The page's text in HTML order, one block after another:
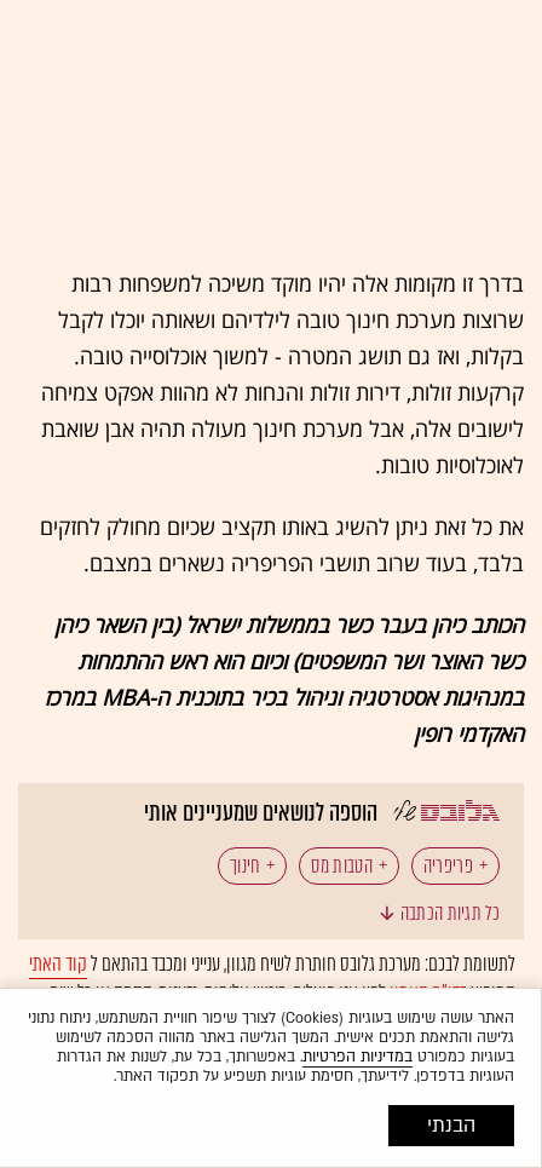
בדרך זו מקומות אלה יהיו מוקד משיכה למשפחות רבות
שרוצות מערכת חינוך טובה לילדיהם ושאותה יוכלו לקבל
בקלות, ואז גם תושג המטרה - למשוך אוכלוסייה טובה.
קרקעות זולות, דירות זולות והנחות לא מהוות אפקט צמיחה
לישובים אלה, אבל מערכת חינוך מעולה תהיה אבן שואבת
לאוכלוסיות טובות.
את כל זאת ניתן להשיג באותו תקציב שכיום מחולק לחזקים
בלבד, בעוד שרוב תושבי הפריפריה נשארים במצבם.
הכותב כיהן בעבר כשר בממשלות ישראל (בין השאר כיהן
כשר האוצר ושר המשפטים) וכיום הוא ראש ההתמחות
במנהיגות אסטרטגיה וניהול בכיר בתוכנית ה-MBA במרכז
האקדמי רופין
הוספה לנושאים שמעניינים אותי
פריפריה הטבות מס
חינוך
כל תגיות הכתבה
לתשומת לבכם: מערכת גלובס חותרת לשיח מגוון, ענייני ומכבד בהתאם לקוד האתי
המופיעבדו"ח האמוןלפיו אנו פועלים. ביטויי אלימות, גזענות, הסתה או כל שיח
בלתי הולם אחר מסוננים בצורהאוטומטיתולא יפורסמו באתר.
האתר עושה שימוש בעוגיות (Cookies) לצורך שיפור חוויית המשתמש, ניתוח נתוני
גלישה והתאמת תכנים אישית. המשך הגלישה באתר מהווה הסכמה לשימוש
בעוגיות כמפורטבמדיניות הפרטיות. באפשרותך, בכל עת, לשנות את הגדרות
העוגיות בדפדפן. לידיעתך, חסימת עוגיות תשפיע על תפקוד האתר.
הבנתי